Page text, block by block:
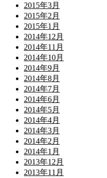
2015年3月
2015年2月
2015年1月
2014年12月
2014年11月
2014年10月
2014年9月
2014年8月
2014年7月
2014年6月
2014年5月
2014年4月
2014年3月
2014年2月
2014年1月
2013年12月
2013年11月